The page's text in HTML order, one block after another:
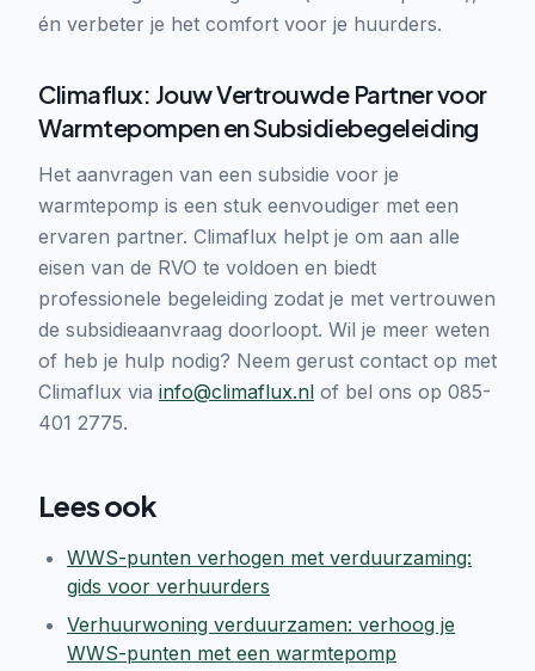
én verbeter je het comfort voor je huurders.
Climaflux: Jouw Vertrouwde Partner voor
Warmtepompen en Subsidiebegeleiding
Het aanvragen van een subsidie voor je
warmtepomp is een stuk eenvoudiger met een
ervaren partner. Climaflux helpt je om aan alle
eisen van de RVO te voldoen en biedt
professionele begeleiding zodat je met vertrouwen
de subsidieaanvraag doorloopt. Wil je meer weten
of heb je hulp nodig? Neem gerust contact op met
Climaflux via info@climaflux.nl of bel ons op 085-
401 2775.
Lees ook
WWS-punten verhogen met verduurzaming:
gids voor verhuurders
Verhuurwoning verduurzamen: verhoog je
WWS-punten met een warmtepomp